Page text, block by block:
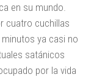
en su mundo.
cuatro cuchillas
ya casi no
satánicos
por la vida